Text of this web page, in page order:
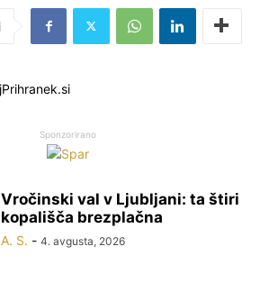
Sponzorirano
Vročinski val v Ljubljani: ta štiri
kopališča brezplačna
A. S. - 4. avgusta, 2026